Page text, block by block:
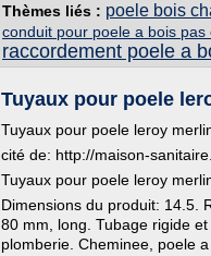
Thèmes liés : poele bois
conduit pour poele a bois pas
raccordement poele a
Tuyaux pour poele
Tuyaux pour poele leroy
cité de: http://maison-
Tuyaux pour poele leroy
Dimensions du produit: 14.5.
80 mm, long. Tubage rigide
plomberie. Cheminee, poele a